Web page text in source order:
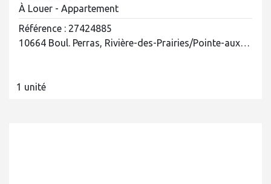
À Louer - Appartement
Référence : 27424885
10664 Boul. Perras, Rivière-des-Prairies/Pointe-aux-Trembles
1 unité